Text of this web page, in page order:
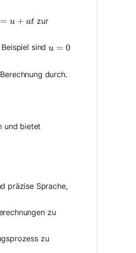
u + at
= u + at zur
Beispiel sindu = 0
u = 0
durch.
s}
und bietet
präzise Sprache,
zu
zu